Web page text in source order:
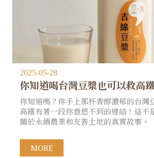
2025-05-28
你知道喝台灣豆漿也可以救高
你知道嗎？你手上那杯香醇濃郁的台灣
高鐵有著一段你意想不到的連結！這不
關於永續農業和友善土地的真實故事。
MORE